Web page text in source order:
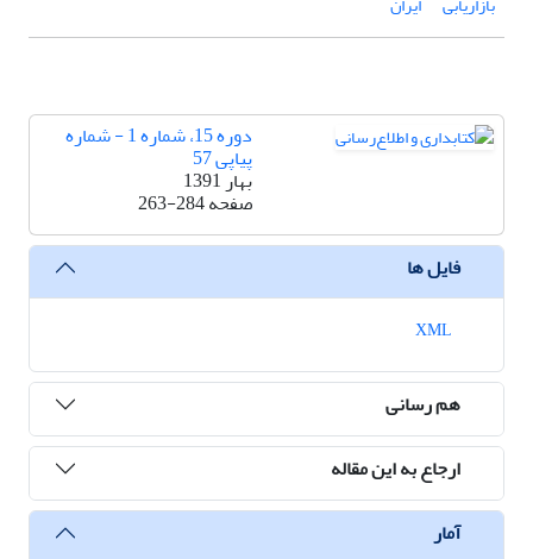
دوره 15، شماره 1 - شماره
پیاپی 57
بهار 1391
صفحه263-284
فایل ها
هم رسانی
ارجاع به این مقاله
آمار